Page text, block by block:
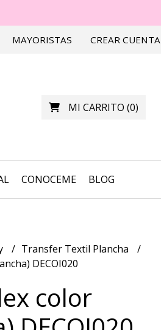
MAYORISTAS CREAR CUENTA
MI CARRITO (0)
CONOCEME BLOG
Transfer Textil Plancha
DECOI020
color